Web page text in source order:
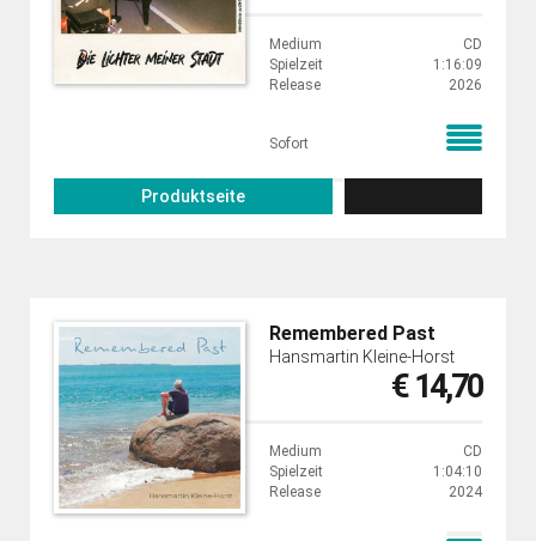
Medium
CD
Spielzeit
1:16:09
Release
2026
Sofort
Produktseite
Remembered Past
Hansmartin Kleine-Horst
€ 14,70
Medium
CD
Spielzeit
1:04:10
Release
2024